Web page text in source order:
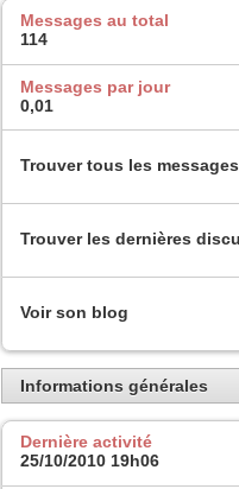
Messages au total
114
Messages par jour
0,01
Trouver tous les messages
Trouver les dernières
Voir son blog
Informations générales
Dernière activité
25/10/2010 19h06